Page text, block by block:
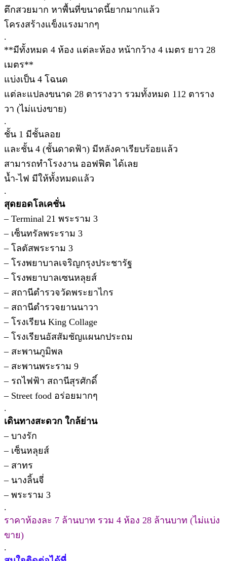
ตึกสวยมาก หาพื้นที่ขนาดนี้ยากมากแล้ว
โครงสร้างแข็งแรงมากๆ
.
**มีทั้งหมด 4 ห้อง แต่ละห้อง หน้ากว้าง 4 เมตร ยาว 28
เมตร**
แบ่งเป็น 4 โฉนด
แต่ละแปลงขนาด 28 ตารางวา รวมทั้งหมด 112 ตาราง
วา (ไม่แบ่งขาย)
.
ชั้น 1 มีชั้นลอย
และชั้น 4 (ชั้นดาดฟ้า) มีหลังคาเรียบร้อยแล้ว
สามารถทำโรงงาน ออฟฟิต ได้เลย
น้ำ-ไฟ มีให้ทั้งหมดแล้ว
.
สุดยอดโลเคชั่น
– Terminal 21 พระราม 3
– เซ็นทรัลพระราม 3
– โลตัสพระราม 3
– โรงพยาบาลเจริญกรุงประชารัฐ
– โรงพยาบาลเซนหลุยส์
– สถานีตำรวจวัดพระยาไกร
– สถานีตำรวจยานนาวา
– โรงเรียน King Collage
– โรงเรียนอัสสัมชัญแผนกประถม
– สะพานภูมิพล
– สะพานพระราม 9
– รถไฟฟ้า สถานีสุรศักดิ์
– Street food อร่อยมากๆ
.
เดินทางสะดวก ใกล้ย่าน
– บางรัก
– เซ็นหลุยส์
– สาทร
– นางลิ้นจี่
– พระราม 3
.
ราคาห้องละ 7 ล้านบาท รวม 4 ห้อง 28 ล้านบาท (ไม่แบ่ง
ขาย)
.